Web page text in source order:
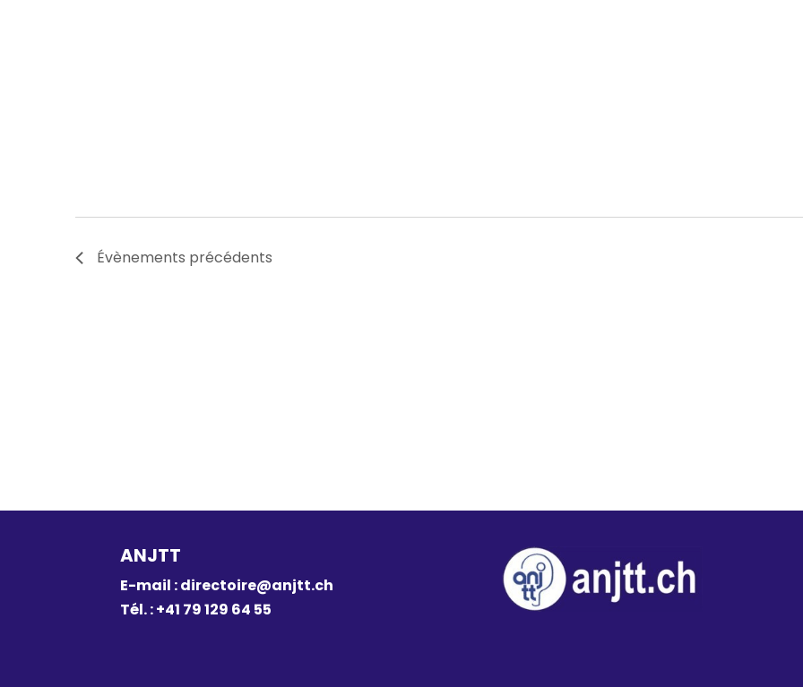
Évènements précédents
ANJTT
E-mail :directoire@anjtt.ch
Tél. : +41 79 129 64 55